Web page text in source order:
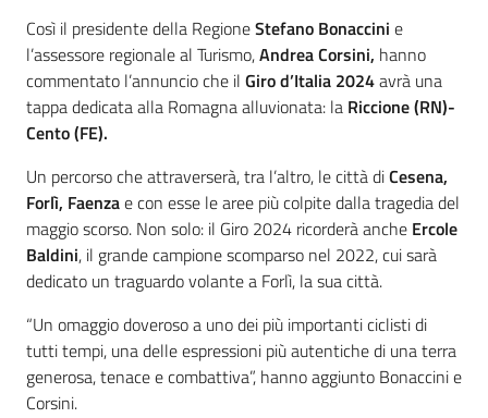
Così il presidente della RegioneStefano Bonaccini e
l’assessore regionale al Turismo,Andrea Corsini, hanno
commentato l’annuncio che il Giro d’Italia 2024avrà una
tappa dedicata alla Romagna alluvionata: la Riccione (RN)-
Cento (FE).
Un percorso che attraverserà, tra l’altro, le città diCesena,
Forlì, Faenzae con esse le aree più colpite dalla tragedia del
maggio scorso. Non solo: il Giro 2024 ricorderà anche Ercole
Baldini, il grande campione scomparso nel 2022, cui sarà
dedicato un traguardo volante a Forlì, la sua città.
“Un omaggio doveroso a uno dei più importanti ciclisti di
tutti tempi, una delle espressioni più autentiche di una terra
generosa, tenace e combattiva”, hanno aggiunto Bonaccini e
Corsini.